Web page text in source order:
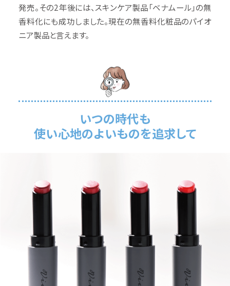
発売。その2年後には、スキンケア製品「ベナムール」の無
香料化にも成功しました。現在の無香料化粧品のパイオ
ニア製品と言えます。
いつの時代も
使い心地のよいものを追求して